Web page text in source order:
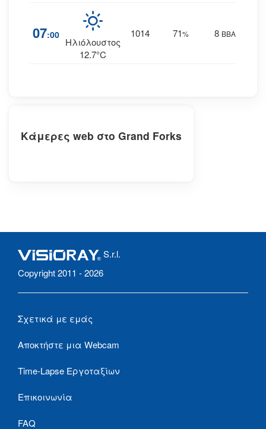
07:00
Ηλιόλουστος
12.7°C
1014 71% 8 ΒΒΑ
Κάμερες web στο Grand Forks
S.r.l.
Copyright 2011 - 2026
Σχετικά με εμάς
Αποκτήστε μια Webcam
Time-Lapse Εργοταξίων
Επικοινωνία
FAQ